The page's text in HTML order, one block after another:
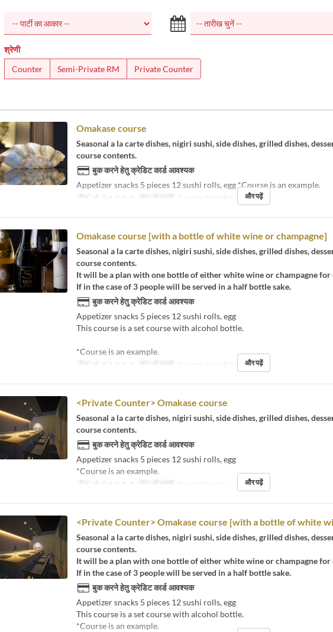
श्रेणी
Counter
Semi-Private RM Private Counter
Omakase course
Seasonal a la carte dishes, nigiri sushi, side dishes, grilled dishes,
course contents.
बुक करने हेतु क्रेडिट कार्ड आवश्यक
Appetizer snacks 5 pieces 12 sushi rolls, egg *Course is an example.
दिन सो, मं, बु, गु, शु, श सीट की श्रेणी Counter, Semi-Private RM
और पढ़ें
Omakase course [with a bottle of white wine or champagne]
Seasonal a la carte dishes, nigiri sushi, side dishes, grilled dishes,
course contents.
It will be a plan with one bottle of either white wine or champagne for
If in the case of 3 people will be served in a half bottle sake.
बुक करने हेतु क्रेडिट कार्ड आवश्यक
Appetizer snacks 5 pieces 12 sushi rolls, egg
This course is a set course with alcohol bottle.
*Course is an example.
दिन सो, मं, बु, गु, शु, श सीट की श्रेणी Counter, Semi-Private RM
और पढ़ें
<Private Counter> Omakase course
Seasonal a la carte dishes, nigiri sushi, side dishes, grilled dishes,
course contents.
बुक करने हेतु क्रेडिट कार्ड आवश्यक
Appetizer snacks 5 pieces 12 sushi rolls, egg
*Course is an example.
दिन सो, मं, बु, गु, शु, श सीट की श्रेणी Private Counter और पढ़ें
<Private Counter> Omakase course [with a bottle of white
Seasonal a la carte dishes, nigiri sushi, side dishes, grilled dishes,
course contents.
It will be a plan with one bottle of either white wine or champagne for
If in the case of 3 people will be served in a half bottle sake.
बुक करने हेतु क्रेडिट कार्ड आवश्यक
Appetizer snacks 5 pieces 12 sushi rolls, egg
This course is a set course with alcohol bottle.
*Course is an example.